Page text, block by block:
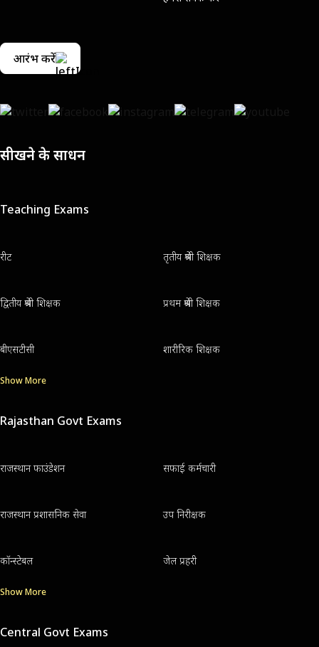
आरंभ करें
सीखने के साधन
Teaching Exams
रीट तृतीय श्रेणी शिक्षक
द्वितीय श्रेणी शिक्षक प्रथम श्रेणी शिक्षक
बीएसटीसी शारीरिक शिक्षक
Show More
Rajasthan Govt Exams
राजस्थान फाउंडेशन सफाई कर्मचारी
राजस्थान प्रशासनिक सेवा उप निरीक्षक
कॉन्स्टेबल जेल प्रहरी
Show More
Central Govt Exams